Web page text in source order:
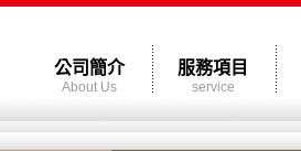
公司簡介
About Us
服務項目
service